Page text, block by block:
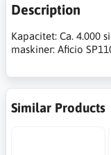
Description
Kapacitet: Ca. 4.000
maskiner: Aficio
Similar Products